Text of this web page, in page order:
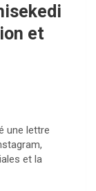
et
une lettre
et la